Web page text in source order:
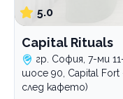
5.0
Capital Rituals
гр. София, 7-ми
шосе 90, Capital
след кафето)
с конец
бикини зона
гръб
гърди
интим
Лазерна епилация
горна устна
гръб
гърди